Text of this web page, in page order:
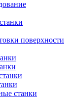
поверхности
станки